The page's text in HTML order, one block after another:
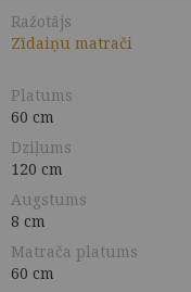
Ražotājs
Zīdaiņu matrači
Platums
60 cm
Dziļums
120 cm
Augstums
8 cm
Matrača platums
60 cm